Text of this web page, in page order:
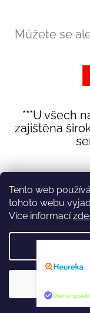
Tento web
tohoto webu
Více informacízde.
Můžete se
***U všech
zajištěna
Z
á